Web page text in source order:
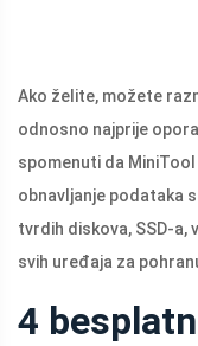
Ako želite, možete
odnosno najprije
spomenuti da
obnavljanje podataka
tvrdih diskova, SSD-a,
svih uređaja za
4